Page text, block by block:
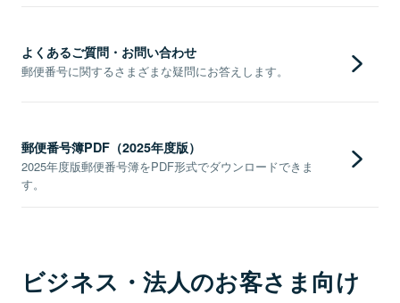
よくあるご質問・お問い合わせ
郵便番号に関するさまざまな疑問にお答えします。
郵便番号簿PDF（2025年度版）
2025年度版郵便番号簿をPDF形式でダウンロードできま
す。
ビジネス・法人のお客さま向け